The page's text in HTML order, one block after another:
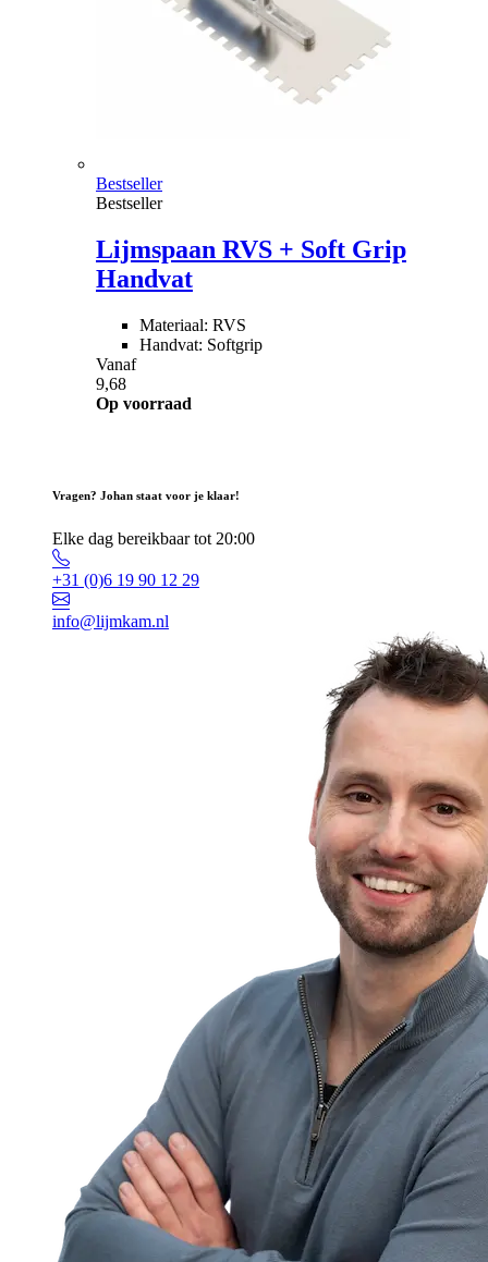
Bestseller
Bestseller
Lijmspaan RVS + Soft Grip
Handvat
Materiaal: RVS
Handvat: Softgrip
Vanaf
9,68
Op voorraad
Vragen? Johan staat voor je klaar!
Elke dag bereikbaar tot 20:00
+31 (0)6 19 90 12 29
info@lijmkam.nl